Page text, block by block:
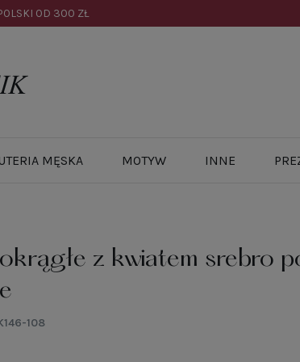
OD 300 ZŁ
MĘSKA MOTYW INNE
z kwiatem srebro
108